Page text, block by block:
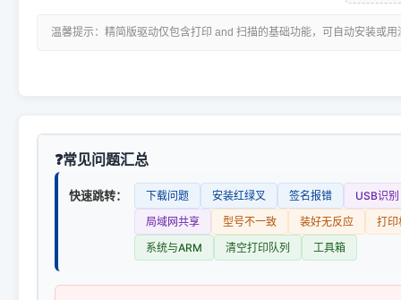
温馨提示：精简版驱动仅包含打印 and 扫描的基础功能，可自动安装或
常见问题汇总
快速跳转： 下载问题 安装红绿叉 签名报错
USB识别
局域网共享
型号不一致 装好无反应
打印
系统与ARM
清空打印队列 工具箱